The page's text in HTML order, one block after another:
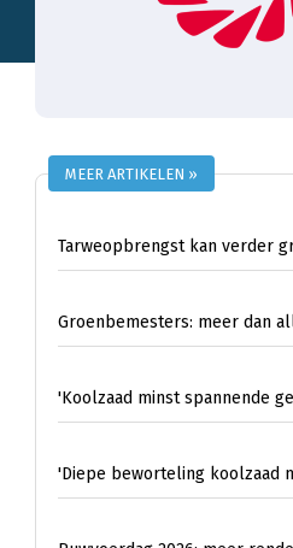
MEER ARTIKELEN »
Tarweopbrengst kan verder
'Diepe beworteling koolzaad